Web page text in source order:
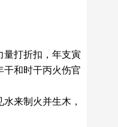
量打折扣，年支寅
干和时干丙火伤官
来制火并生木，